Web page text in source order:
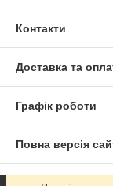
Контакти
Доставка та
Графік роботи
Повна версія
Сайт створено